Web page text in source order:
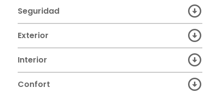
Seguridad
Exterior
Interior
Confort